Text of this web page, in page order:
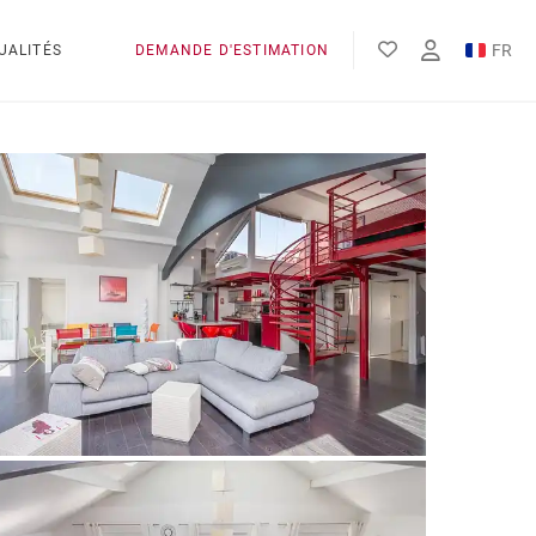
DEMANDE D'ESTIMATION FR
EN